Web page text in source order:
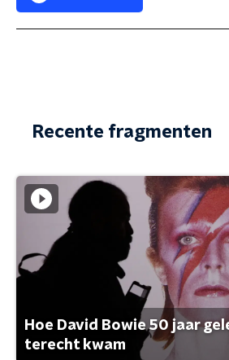
Recente fragmenten
Hoe David Bowie 50 jaar
terecht kwam